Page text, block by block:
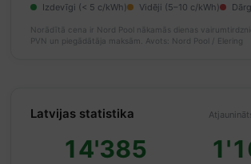
Izdevīgi (< 5 c/kWh) Vidēji (5–10 c/kWh)
Norādītā cena ir Nord Pool nākamās dienas
PVN un piegādātāja maksām.
Avots: Nord Pool / Elering
Latvijas statistika
14'385